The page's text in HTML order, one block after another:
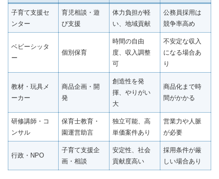
子育て支援セ
ンター
育児相談・遊
び支援
体力負担が軽
い、地域貢献
公務員採用は
競争率高め
ベビーシッタ
ー
個別保育
時間の自由
度、収入調整
可
不安定な収入
になる場合あ
り
教材・玩具メ
ーカー
商品企画・開
発
創造性を発
揮、やりがい
大
商品化まで時
間がかかる
研修講師・コ
ンサル
保育士教育・
園運営助言
独立可能、高
単価案件あり
営業力や人脈
が必要
行政・NPO
子育て支援企
画・相談
安定性、社会
貢献度高い
採用条件が厳
しい場合あり